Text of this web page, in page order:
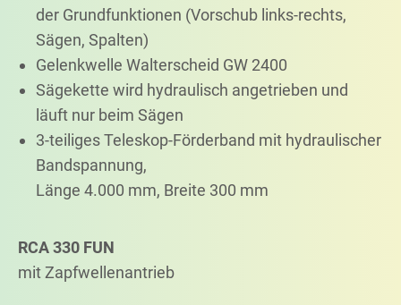
der Grundfunktionen (Vorschub links-rechts,
Sägen, Spalten)
Gelenkwelle Walterscheid GW 2400
Sägekette wird hydraulisch angetrieben und
läuft nur beim Sägen
3-teiliges Teleskop-Förderband mit hydraulischer
Bandspannung,
Länge 4.000 mm, Breite 300 mm
RCA 330 FUN
mit Zapfwellenantrieb